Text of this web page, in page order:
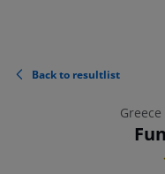
Back to resultlist